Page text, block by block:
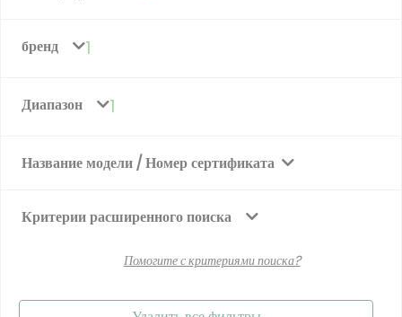
бренд 1
Диапазон 1
Название модели / Номер сертификата
Критерии расширенного поиска
Помогите с критериями поиска?